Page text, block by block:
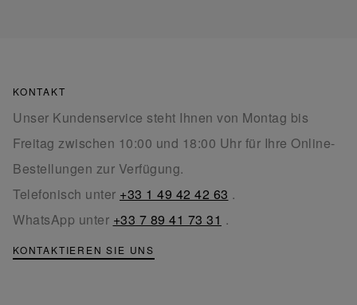
KONTAKT
Unser Kundenservice steht Ihnen von Montag bis
Freitag zwischen 10:00 und 18:00 Uhr für Ihre Online-
Bestellungen zur Verfügung.
Telefonisch unter +33 1 49 42 42 63 .
WhatsApp unter +33 7 89 41 73 31 .
KONTAKTIEREN SIE UNS